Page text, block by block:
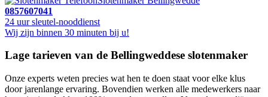
0857607041
24 uur sleutel-nooddienst
Wij zijn binnen 30 minuten bij u!
Lage tarieven van de Bellingweddese slotenmaker
Onze experts weten precies wat hen te doen staat voor elke klus
door jarenlange ervaring. Bovendien werken alle medewerkers naar